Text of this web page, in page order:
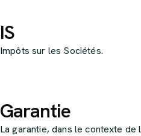
IS
Impôts sur les Sociétés.
Garantie
La garantie, dans le contexte de